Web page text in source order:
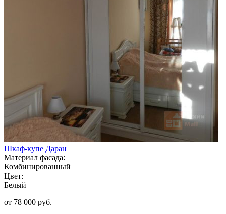
Шкаф-купе Даран
Материал фасада:
Комбинированный
Цвет:
Белый
от 78 000 руб.